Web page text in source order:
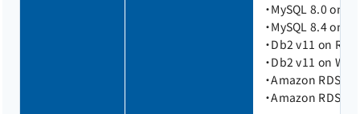
・MySQL 8.0 on
・MySQL 8.4 on
・Db2 v11 on
・Db2 v11 on
・Amazon RDS for
・Amazon RDS